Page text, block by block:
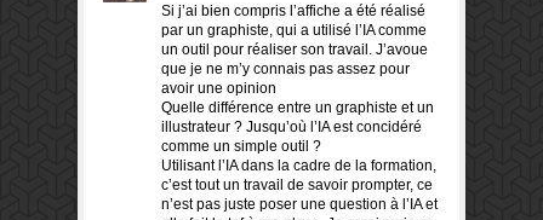
Si j’ai bien compris l’affiche a été réalisé
par un graphiste, qui a utilisé l’IA comme
un outil pour réaliser son travail. J’avoue
que je ne m’y connais pas assez pour
avoir une opinion
Quelle différence entre un graphiste et un
illustrateur ? Jusqu’où l’IA est concidéré
comme un simple outil ?
Utilisant l’IA dans la cadre de la formation,
c’est tout un travail de savoir prompter, ce
n’est pas juste poser une question à l’IA et